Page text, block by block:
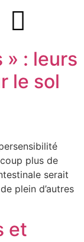
» : leurs
le sol
plus de
serait
plein d’autres
et